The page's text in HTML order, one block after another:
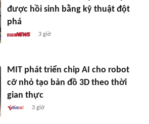
được hồi sinh bằng kỹ thuật đột
phá
3 giờ
MIT phát triển chip AI cho robot
cỡ nhỏ tạo bản đồ 3D theo thời
gian thực
3 giờ